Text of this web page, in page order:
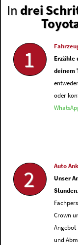
In drei
1
Erzähle
deinem
oder
2
Auto
Unser
Stunden
Crown
und